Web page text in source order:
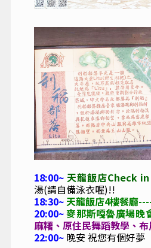
18:00~天龍飯店Check in
湯(請自備泳衣喔)!!
18:30~天龍飯店4樓餐廳
20:00~麥那斯嘎魯廣場晚
麻糬、原住民舞蹈教學、
22:00~ 晚安 祝您有個好夢